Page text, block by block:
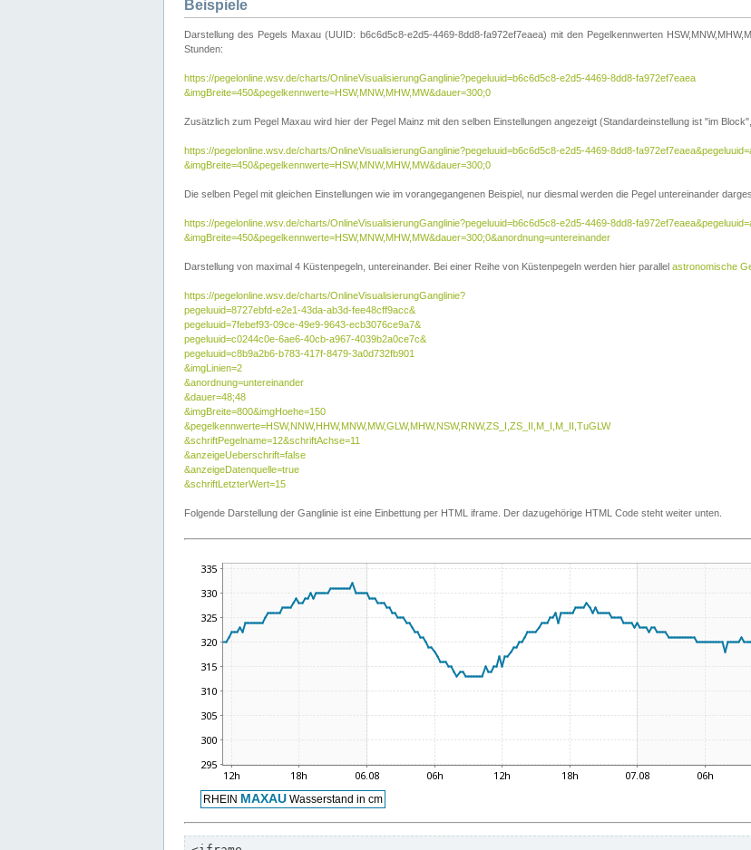
Beispiele
Darstellung des Pegels Maxau (UUID: b6c6d5c8-e2d5-4469-8dd8-fa972ef7eaea) mit den Pegelkennwerten
Stunden:
https://pegelonline.wsv.de/charts/OnlineVisualisierungGanglinie?pegeluuid=b6c6d5c8-e2d5-4469-8dd8-fa972ef7eaea
&imgBreite=450&pegelkennwerte=HSW,MNW,MHW,MW&dauer=300;0
Zusätzlich zum Pegel Maxau wird hier der Pegel Mainz mit den selben Einstellungen angezeigt (Standardeinstellung ist "im
https://pegelonline.wsv.de/charts/OnlineVisualisierungGanglinie?pegeluuid=b6c6d5c8-e2d5-4469-8dd8-
&imgBreite=450&pegelkennwerte=HSW,MNW,MHW,MW&dauer=300;0
Die selben Pegel mit gleichen Einstellungen wie im vorangegangenen Beispiel, nur diesmal werden die Pegel untereinander
https://pegelonline.wsv.de/charts/OnlineVisualisierungGanglinie?pegeluuid=b6c6d5c8-e2d5-4469-8dd8-
&imgBreite=450&pegelkennwerte=HSW,MNW,MHW,MW&dauer=300;0&anordnung=untereinander
Darstellung von maximal 4 Küstenpegeln, untereinander. Bei einer Reihe von Küstenpegeln werden hier parallel astronomische
https://pegelonline.wsv.de/charts/OnlineVisualisierungGanglinie?
pegeluuid=8727ebfd-e2e1-43da-ab3d-fee48cff9acc&
pegeluuid=7febef93-09ce-49e9-9643-ecb3076ce9a7&
pegeluuid=c0244c0e-6ae6-40cb-a967-4039b2a0ce7c&
pegeluuid=c8b9a2b6-b783-417f-8479-3a0d732fb901
&imgLinien=2
&anordnung=untereinander
&dauer=48;48
&imgBreite=800&imgHoehe=150
&pegelkennwerte=HSW,NNW,HHW,MNW,MW,GLW,MHW,NSW,RNW,ZS_I,ZS_II,M_I,M_II,TuGLW
&schriftPegelname=12&schriftAchse=11
&anzeigeUeberschrift=false
&anzeigeDatenquelle=true
&schriftLetzterWert=15
Folgende Darstellung der Ganglinie ist eine Einbettung per HTML iframe. Der dazugehörige HTML Code steht weiter unten.